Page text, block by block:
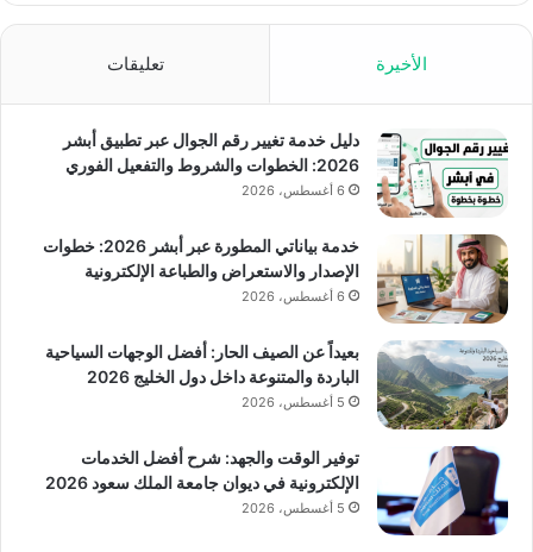
الأخيرة تعليقات
دليل خدمة تغيير رقم الجوال عبر تطبيق أبشر
2026: الخطوات والشروط والتفعيل الفوري
6 أغسطس، 2026
خدمة بياناتي المطورة عبر أبشر 2026: خطوات
الإصدار والاستعراض والطباعة الإلكترونية
6 أغسطس، 2026
بعيداً عن الصيف الحار: أفضل الوجهات السياحية
الباردة والمتنوعة داخل دول الخليج 2026
5 أغسطس، 2026
توفير الوقت والجهد: شرح أفضل الخدمات
الإلكترونية في ديوان جامعة الملك سعود 2026
5 أغسطس، 2026